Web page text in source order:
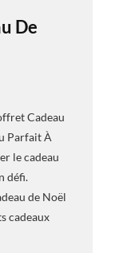
De
Cadeau
Parfait À
le cadeau
défi.
de Noël
cadeaux